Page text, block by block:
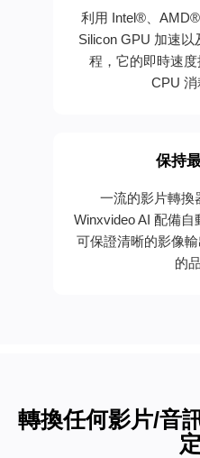
利用 Intel®、
Silicon GPU 加速
程，它的即時速
CPU 消
保持
一流的影片轉換
Winxvideo AI 配備自
可保證清晰的影像
的
轉換任何影片/音